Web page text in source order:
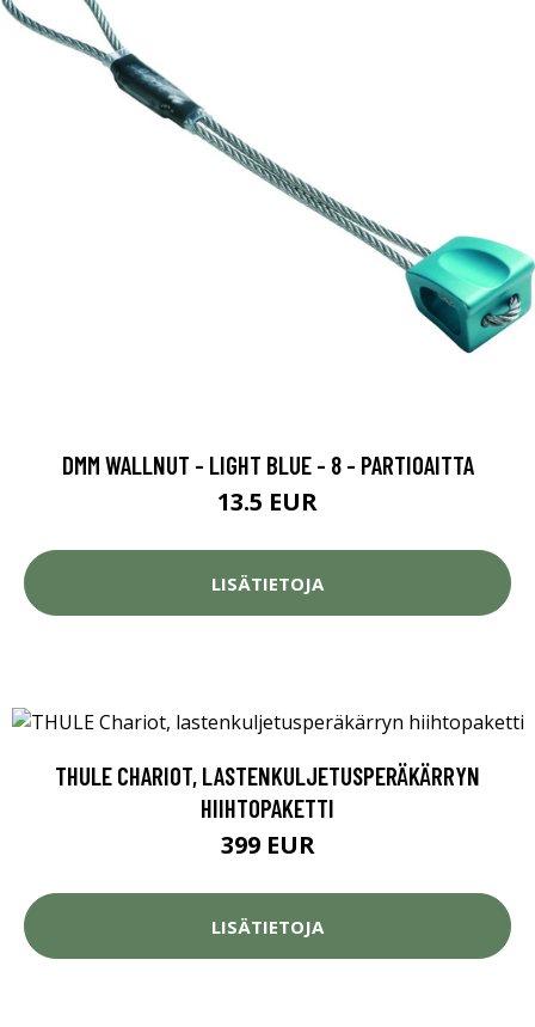
DMM WALLNUT - LIGHT BLUE - 8 - PARTIOAITTA
13.5 EUR
LISÄTIETOJA
THULE CHARIOT, LASTENKULJETUSPERÄKÄRRYN
HIIHTOPAKETTI
399 EUR
LISÄTIETOJA